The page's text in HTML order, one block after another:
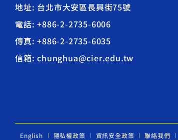
地址: 台北市大安區長興街75號
電話: +886-2-2735-6006
傳真: +886-2-2735-6035
信箱: chunghua@cier.edu.tw
English 隱私權政策 資訊安全政策 聯絡我們